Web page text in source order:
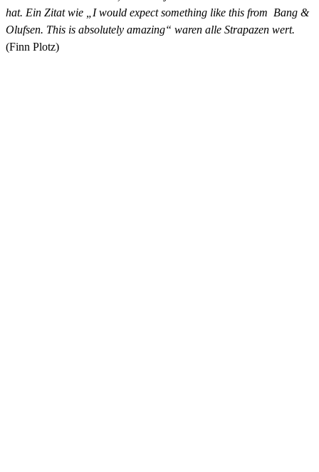
hat. Ein Zitat wie „I would expect something like this from Bang &
Olufsen. This is absolutely amazing“ waren alle Strapazen wert.
(Finn Plotz)